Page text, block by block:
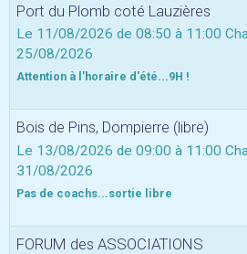
Port du Plomb coté Lauzières
Le 11/08/2026 de 08:50 à 11:00
25/08/2026
Attention à l'horaire d'été...9H !
Bois de Pins, Dompierre (libre)
Le 13/08/2026 de 09:00 à 11:00
31/08/2026
Pas de coachs...sortie libre
FORUM des ASSOCIATIONS